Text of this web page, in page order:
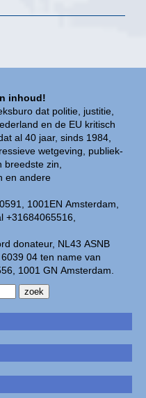
inhoud!
dat politie, justitie,
en de EU kritisch
al 40 jaar, sinds 1984,
wetgeving, publiek-
zin,
en andere
1001EN Amsterdam,
+31684065516,
donateur, NL43 ASNB
04 ten name van
1001 GN Amsterdam.